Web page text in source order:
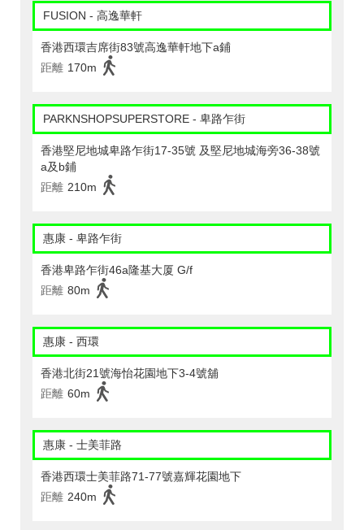
FUSION - 高逸華軒
香港西環吉席街83號高逸華軒地下a鋪
距離 170m
PARKNSHOPSUPERSTORE - 卑路乍街
香港堅尼地城卑路乍街17-35號 及堅尼地城海旁36-38號
a及b鋪
距離 210m
惠康 - 卑路乍街
香港卑路乍街46a隆基大厦 G/f
距離 80m
惠康 - 西環
香港北街21號海怡花園地下3-4號舖
距離 60m
惠康 - 士美菲路
香港西環士美菲路71-77號嘉輝花園地下
距離 240m